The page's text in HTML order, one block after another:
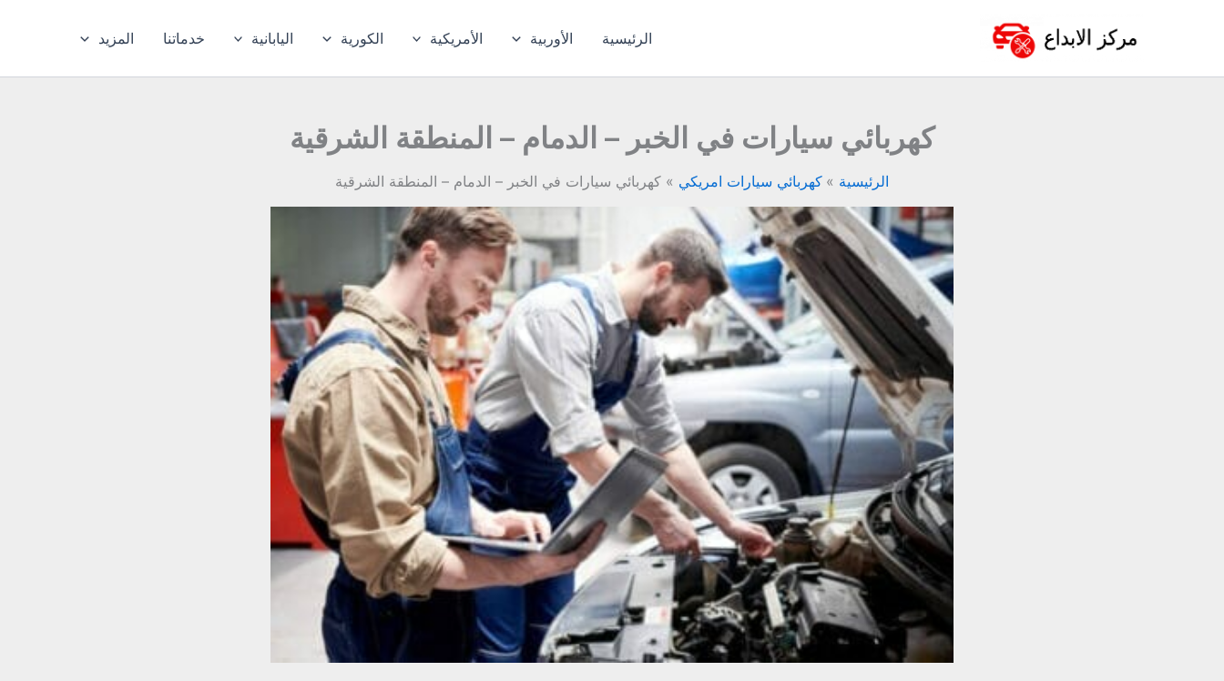
الرئيسية الأوربية الأمريكية الكورية اليابانية خدماتنا المزيد
كهربائي سيارات في الخبر – الدمام – المنطقة الشرقية
الرئيسية كهربائي سيارات امريكي كهربائي سيارات في الخبر – الدمام – المنطقة الشرقية